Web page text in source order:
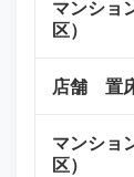
マンシ
区）
店舗 置
マンショ
区）